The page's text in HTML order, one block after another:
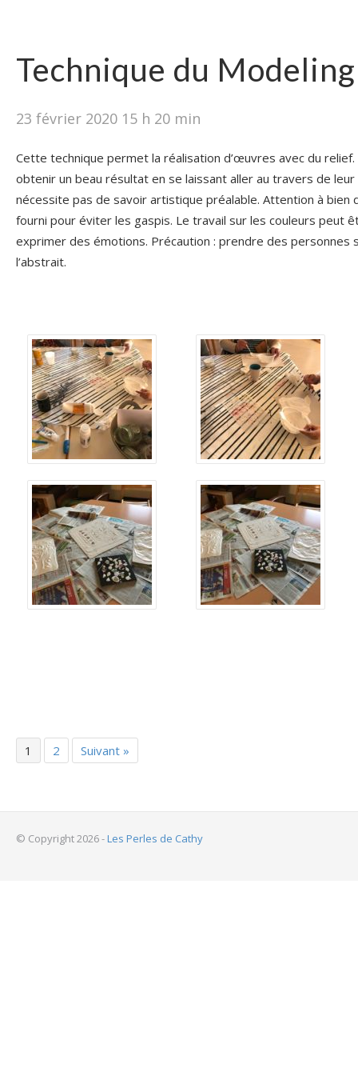
Technique du
23 février 2020 15 h 20 min
Cette technique permet la réalisation d’œuvres avec du
obtenir un beau résultat en se laissant aller au travers de
nécessite pas de savoir artistique préalable. Attention à bien
fourni pour éviter les gaspis. Le travail sur les couleurs peut
exprimer des émotions. Précaution : prendre des personnes
l’abstrait.
1 2 Suivant »
© Copyright 2026 -Les Perles de Cathy